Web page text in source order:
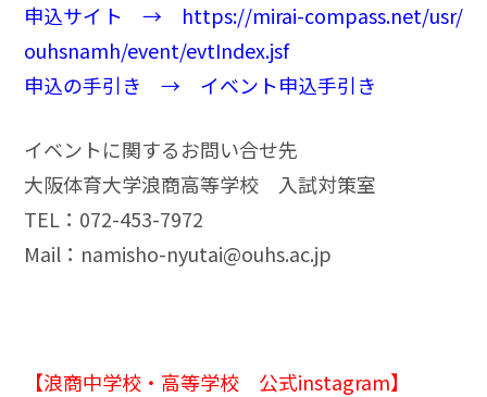
申込サイト → https://mirai-compass.net/usr/
ouhsnamh/event/evtIndex.jsf
申込の手引き → イベント申込手引き
イベントに関するお問い合せ先
大阪体育大学浪商高等学校 入試対策室
TEL：072-453-7972
Mail： namisho-nyutai@ouhs.ac.jp
【浪商中学校・高等学校 公式instagram】